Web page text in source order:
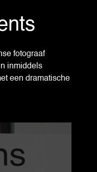
fotograaf
inmiddels
een dramatische